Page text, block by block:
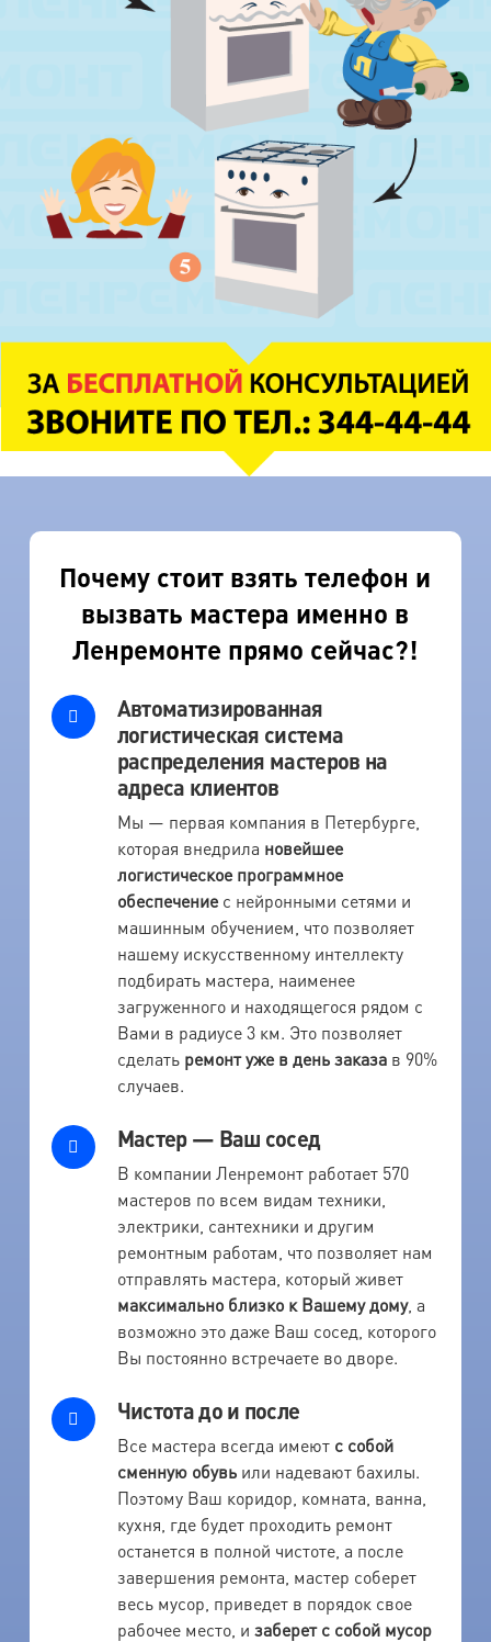
Почему стоит взять телефон и
вызвать мастера именно в
Ленремонте прямо сейчас?!
Автоматизированная
логистическая система
распределения мастеров на
адреса клиентов
Мы — первая компания в Петербурге,
которая внедрила новейшее
логистическое программное
обеспечениес нейронными сетями и
машинным обучением, что позволяет
нашему искусственному интеллекту
подбирать мастера, наименее
загруженного и находящегося рядом с
Вами в радиусе 3 км. Это позволяет
сделать ремонт уже в день заказав 90%
случаев.
Мастер — Ваш сосед
В компании Ленремонт работает 570
мастеров по всем видам техники,
электрики, сантехники и другим
ремонтным работам, что позволяет нам
отправлять мастера, который живет
максимально близко к Вашему дому, а
возможно это даже Ваш сосед, которого
Вы постоянно встречаете во дворе.
Чистота до и после
Все мастера всегда имеют с собой
сменную обувьили надевают бахилы.
Поэтому Ваш коридор, комната, ванна,
кухня, где будет проходить ремонт
останется в полной чистоте, а после
завершения ремонта, мастер соберет
весь мусор, приведет в порядок свое
рабочее место, и заберет с собой мусор